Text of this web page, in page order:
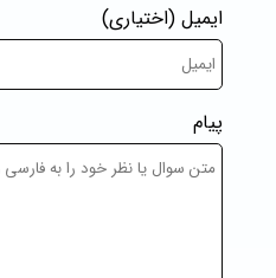
ایمیل (اختیاری)
پیام